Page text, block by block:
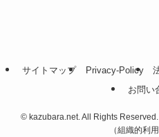
サイトマップ Privacy-Policy
お問い
©kazubara.net. All Rights
（組織的利